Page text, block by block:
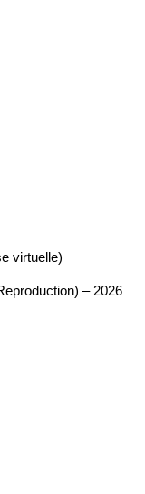
virtuelle)
– 2026